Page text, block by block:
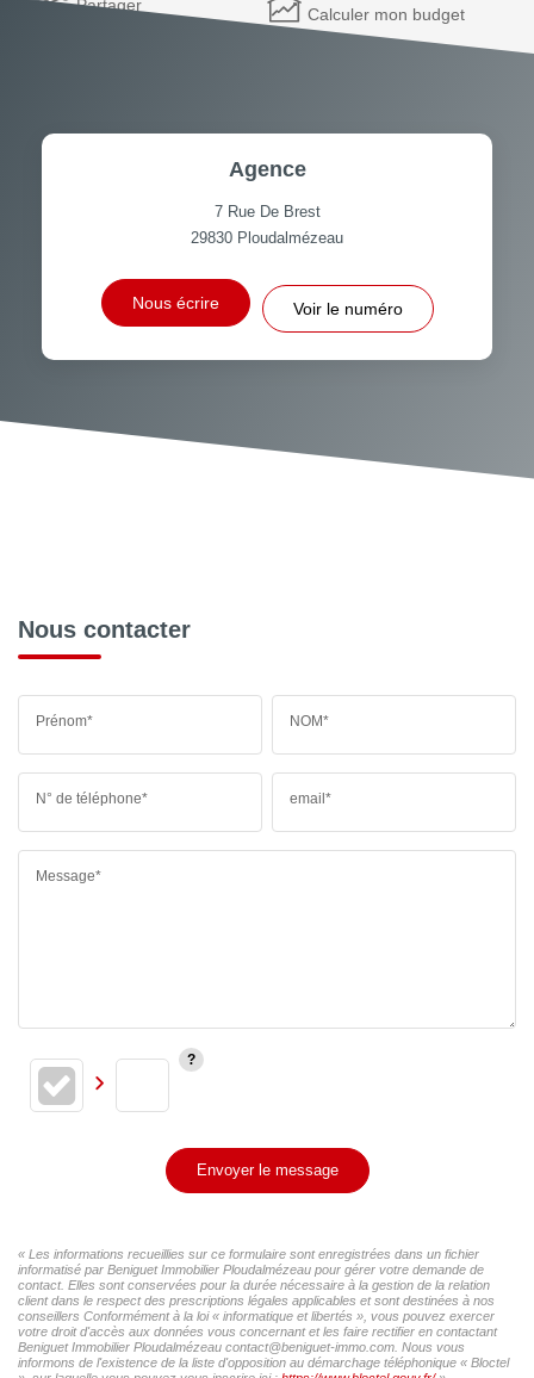
Partager Calculer mon budget
Agence
7 Rue De Brest
29830 Ploudalmézeau
Nous écrire Voir le numéro
Nous contacter
Prénom* NOM*
N° de téléphone* email*
Message*
Envoyer le message
« Les informations recueillies sur ce formulaire sont enregistrées dans un fichier
informatisé par Beniguet Immobilier Ploudalmézeau pour gérer votre demande de
contact. Elles sont conservées pour la durée nécessaire à la gestion de la relation
client dans le respect des prescriptions légales applicables et sont destinées à nos
conseillers Conformément à la loi « informatique et libertés », vous pouvez exercer
votre droit d'accès aux données vous concernant et les faire rectifier en contactant
Beniguet Immobilier Ploudalmézeau contact@beniguet-immo.com. Nous vous
informons de l'existence de la liste d'opposition au démarchage téléphonique « Bloctel